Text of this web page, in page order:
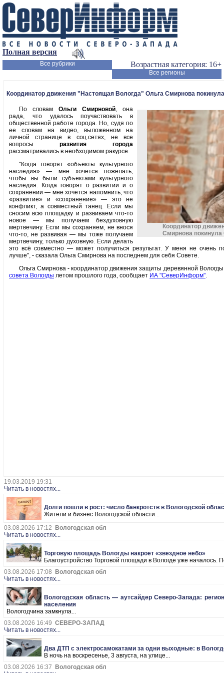
Полная версия
Возрастная категория: 16+
Все рубрики
Все регионы
Координатор движения "Настоящая Вологда" Ольга Смирнова
Координатор
Смирнова
По словам Ольги Смирновой, она
рада, что удалось поучаствовать в
общественной работе города. Но, судя по
ее словам на видео, выложенном на
личной странице в соц.сетях, не все
вопросы развития города
рассматривались в необходимом ракурсе.
"Когда говорят «объекты культурного
наследия» — мне хочется пожелать,
чтобы вы были субъектами культурного
наследия. Когда говорят о развитии и о
сохранении — мне хочется напомнить, что
«развитие» и «сохранение» — это не
конфликт, а совместный танец. Если мы
сносим всю площадку и развиваем что-то
новое — мы получаем бездуховную
мертвечину. Если мы сохраняем, не внося
что-то, не развивая — мы тоже получаем
мертвечину, только духовную. Если делать
это всё совместно — может получиться результат. У меня не очень
лучше", - сказала Ольга Смирнова на последнем для себя Совете.
Ольга Смирнова - координатор движения защиты деревянной
совета Вологды летом прошлого года, сообщает ИА "СеверИнформ".
19.03.2019 19:31
Читать в новостях...
Долги пошли в рост: число банкротств в Вологодской
Жители и бизнес Вологодской области...
03.08.2026 17:12
Вологодская обл
Читать в новостях...
Торговую площадь Вологды накроет «звездное небо»
Благоустройство Торговой площади в Вологде уже началось.
03.08.2026 17:08
Вологодская обл
Читать в новостях...
Вологодская область — аутсайдер Северо-Запада:
населения
Вологодчина замкнула...
03.08.2026 16:49 СЕВЕРО-ЗАПАД
Читать в новостях...
Два ДТП с электросамокатами за одни выходные: в
В ночь на воскресенье, 3 августа, на улице...
03.08.2026 16:37
Вологодская обл